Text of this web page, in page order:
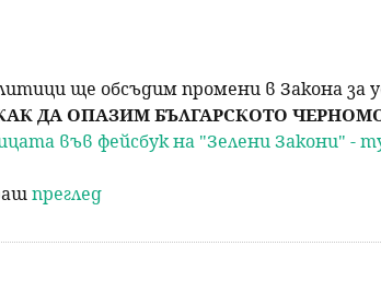
ще обсъдим промени в Закона за
ДА ОПАЗИМ БЪЛГАРСКОТО
във фейсбук на "Зелени Закони" -
преглед